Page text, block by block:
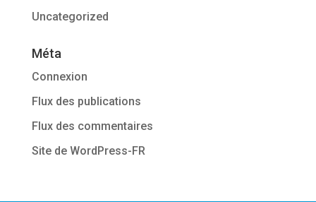
Uncategorized
Méta
Connexion
Flux des publications
Flux des commentaires
Site de WordPress-FR